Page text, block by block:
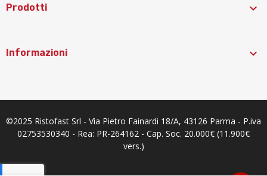
Prodotti 
Informazioni 
©2025 Ristofast Srl - Via Pietro Fainardi 18/A, 43126 Parma - P.iva
02753530340 - Rea: PR-264162 - Cap. Soc. 20.000€ (11.900€
vers.)